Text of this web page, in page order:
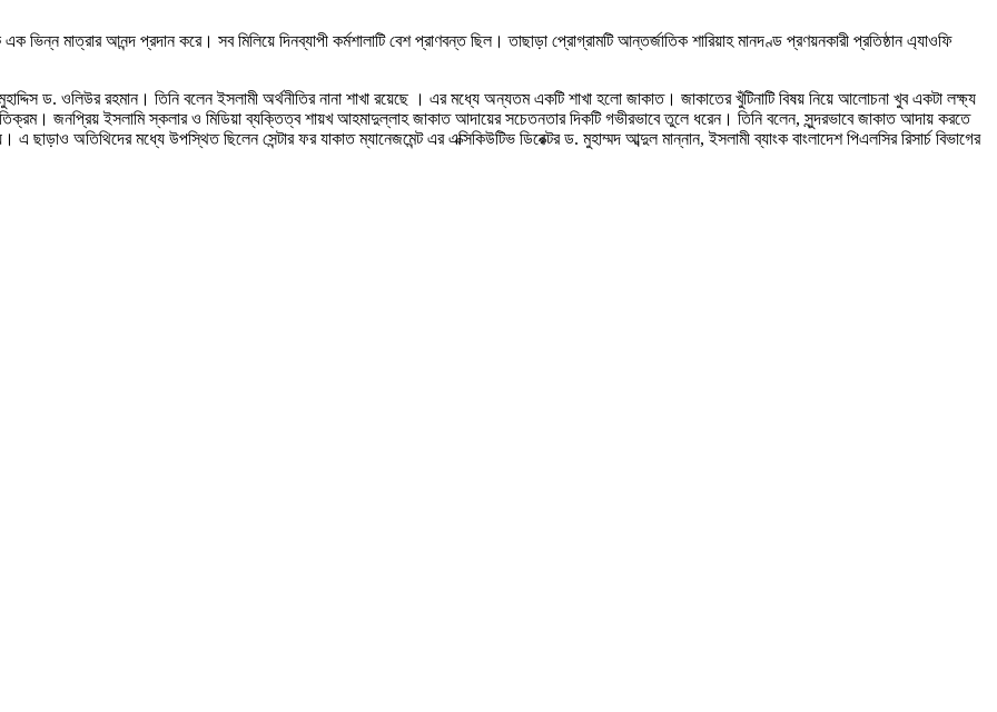
মাত্রার আনন্দ প্রদান করে। সব মিলিয়ে দিনব্যাপী কর্মশালাটি বেশ প্রাণবন্ত ছিল। তাছাড়া প্রোগ্রামটি আন্তর্জাতিক শারিয়াহ মানদণ্ড প্রণয়নকারী প্রতিষ্ঠান এ্যাওফি
ড. ওলিউর রহমান। তিনি বলেন ইসলামী অর্থনীতির নানা শাখা রয়েছে । এর মধ্যে অন্যতম একটি শাখা হলো জাকাত। জাকাতের খুঁটিনাটি বিষয় নিয়ে আলোচনা খুব একটা লক্ষ্য
জনপ্রিয় ইসলামি স্কলার ও মিডিয়া ব্যক্তিত্ব শায়খ আহমাদুল্লাহ জাকাত আদায়ের সচেতনতার দিকটি গভীরভাবে তুলে ধরেন। তিনি বলেন, সুন্দরভাবে জাকাত আদায় করতে
অতিথিদের মধ্যে উপস্থিত ছিলেন সেন্টার ফর যাকাত ম্যানেজমেন্ট এর এক্সিকিউটিভ ডিরেক্টর ড. মুহাম্মদ আব্দুল মান্নান, ইসলামী ব্যাংক বাংলাদেশ পিএলসির রিসার্চ বিভাগের